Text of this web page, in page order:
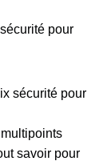
pour
savoir pour